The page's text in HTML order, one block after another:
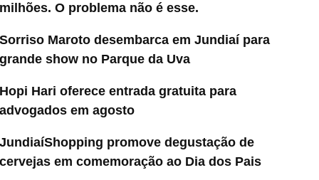
milhões. O problema não é esse.
Sorriso Maroto desembarca em Jundiaí para
grande show no Parque da Uva
Hopi Hari oferece entrada gratuita para
advogados em agosto
JundiaíShopping promove degustação de
cervejas em comemoração ao Dia dos Pais